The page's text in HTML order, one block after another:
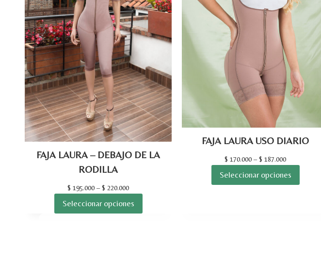
FAJA LAURA – DEBAJO DE LA
RODILLA
$ 195.000 –$ 220.000
Seleccionar opciones
FAJA LAURA USO DIARIO
$ 170.000 –$ 187.000
Seleccionar opciones